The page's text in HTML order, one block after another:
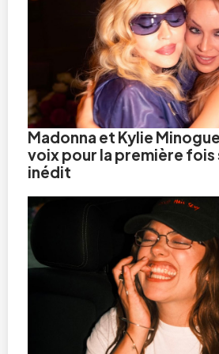
Madonna et Kylie
voix pour la première fois
inédit